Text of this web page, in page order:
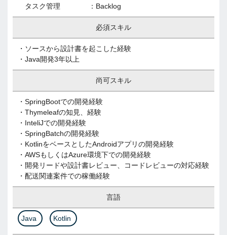
タスク管理 ：Backlog
必須スキル
・ソースから設計書を起こした経験
・Java開発3年以上
尚可スキル
・SpringBootでの開発経験
・Thymeleafの知見、経験
・InteliJでの開発経験
・SpringBatchの開発経験
・KotlinをベースとしたAndroidアプリの開発経験
・AWSもしくはAzure環境下での開発経験
・開発リードや設計書レビュー、コードレビューの対応経験
・配送関連案件での稼働経験
言語
Java Kotlin